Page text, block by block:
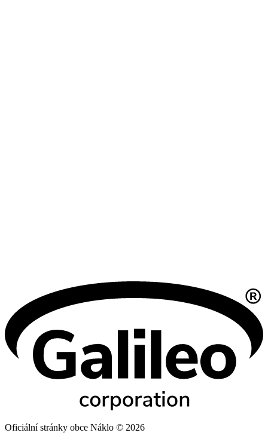
Oficiální stránky obce Náklo © 2026